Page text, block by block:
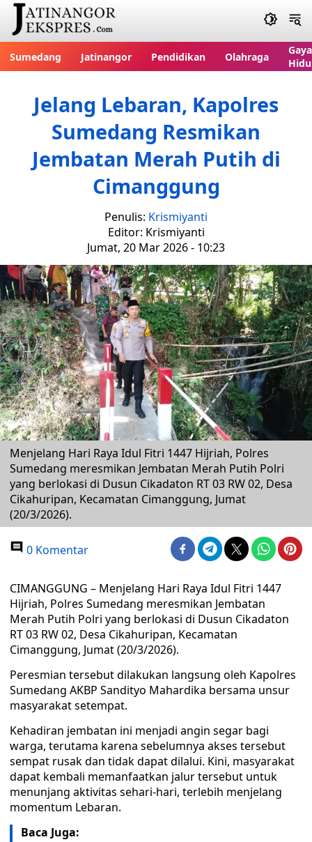
Sumedang Jatinangor Pendidikan Olahraga
Gaya
Jelang Lebaran, Kapolres
Sumedang Resmikan
Jembatan Merah Putih di
Cimanggung
Penulis: Krismiyanti
Editor: Krismiyanti
Jumat, 20 Mar 2026 - 10:23
Menjelang Hari Raya Idul Fitri 1447 Hijriah, Polres
Sumedang meresmikan Jembatan Merah Putih Polri
yang berlokasi di Dusun Cikadaton RT 03 RW 02, Desa
Cikahuripan, Kecamatan Cimanggung, Jumat
(20/3/2026).
0 Komentar
CIMANGGUNG – Menjelang Hari Raya Idul Fitri 1447
Hijriah, Polres Sumedang meresmikan Jembatan
Merah Putih Polri yang berlokasi di Dusun Cikadaton
RT 03 RW 02, Desa Cikahuripan, Kecamatan
Cimanggung, Jumat (20/3/2026).
Peresmian tersebut dilakukan langsung oleh Kapolres
Sumedang AKBP Sandityo Mahardika bersama unsur
masyarakat setempat.
Kehadiran jembatan ini menjadi angin segar bagi
warga, terutama karena sebelumnya akses tersebut
sempat rusak dan tidak dapat dilalui. Kini, masyarakat
dapat kembali memanfaatkan jalur tersebut untuk
menunjang aktivitas sehari-hari, terlebih menjelang
momentum Lebaran.
Baca Juga: